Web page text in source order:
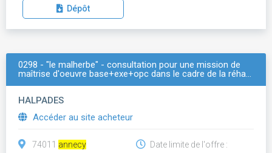
Dépôt
0298 - "le malherbe" - consultation pour une mission de
maîtrise d'oeuvre base+exe+opc dans le cadre de la réha…
HALPADES
Accéder au site acheteur
74011 annecy
Date limite de l'offre :